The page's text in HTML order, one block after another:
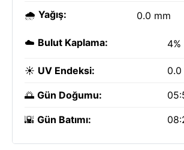
🌧️ Yağış: 0.0 mm
☁️ Bulut Kaplama: 4%
☀️ UV Endeksi: 0.0
🌅 Gün Doğumu:
🌇 Gün Batımı: